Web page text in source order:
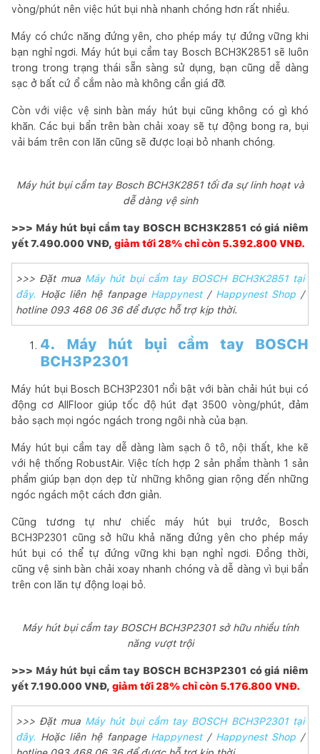
vòng/phút nên việc hút bụi nhà nhanh chóng hơn rất nhiều.
Máy có chức năng đứng yên, cho phép máy tự đứng vững khi
bạn nghỉ ngơi. Máy hút bụi cầm tay Bosch BCH3K2851 sẽ luôn
trong trong trạng thái sẵn sàng sử dụng, bạn cũng dễ dàng
sạc ở bất cứ ổ cắm nào mà không cần giá đỡ.
Còn với việc vệ sinh bàn máy hút bụi cũng không có gì khó
khăn. Các bụi bẩn trên bàn chải xoay sẽ tự động bong ra, bụi
vải bám trên con lăn cũng sẽ được loại bỏ nhanh chóng.
Máy hút bụi cầm tay Bosch BCH3K2851 tối đa sự linh hoạt và
dễ dàng vệ sinh
>>> Máy hút bụi cầm tay BOSCH BCH3K2851 có giá niêm
yết 7.490.000 VNĐ, giảm tới 28% chỉ còn 5.392.800 VNĐ.
>>> Đặt mua Máy hút bụi cầm tay BOSCH BCH3K2851 tại
đây. Hoặc liên hệ fanpage Happynest/ Happynest Shop /
hotline 093 468 06 36 để được hỗ trợ kịp thời.
4. Máy hút bụi cầm tay BOSCH
BCH3P2301
Máy hút bụi Bosch BCH3P2301 nổi bật với bàn chải hút bụi có
động cơ AllFloor giúp tốc độ hút đạt 3500 vòng/phút, đảm
bảo sạch mọi ngóc ngách trong ngôi nhà của bạn.
Máy hút bụi cầm tay dễ dàng làm sạch ô tô, nội thất, khe kẽ
với hệ thống RobustAir. Việc tích hợp 2 sản phẩm thành 1 sản
phẩm giúp bạn dọn dẹp từ những không gian rộng đến những
ngóc ngách một cách đơn giản.
Cũng tương tự như chiếc máy hút bụi trước, Bosch
BCH3P2301 cũng sở hữu khả năng đứng yên cho phép máy
hút bụi có thể tự đứng vững khi bạn nghỉ ngơi. Đồng thời,
cũng vệ sinh bàn chải xoay nhanh chóng và dễ dàng vì bụi bẩn
trên con lăn tự động loại bỏ.
Máy hút bụi cầm tay BOSCH BCH3P2301 sở hữu nhiều tính
năng vượt trội
>>> Máy hút bụi cầm tay BOSCH BCH3P2301 có giá niêm
yết 7.190.000 VNĐ, giảm tới 28% chỉ còn 5.176.800 VNĐ.
>>> Đặt mua Máy hút bụi cầm tay BOSCH BCH3P2301 tại
đây. Hoặc liên hệ fanpage Happynest/ Happynest Shop /